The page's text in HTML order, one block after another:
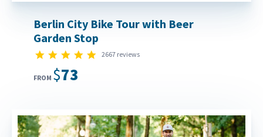
Berlin City Bike Tour with Beer
Garden Stop
4.9 star rating
2667 reviews
FROM $73